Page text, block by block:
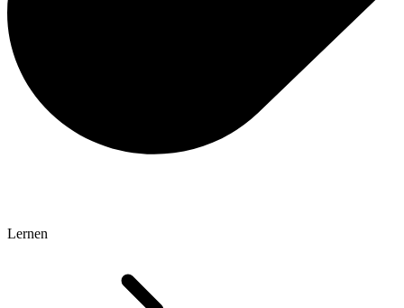
Lernen